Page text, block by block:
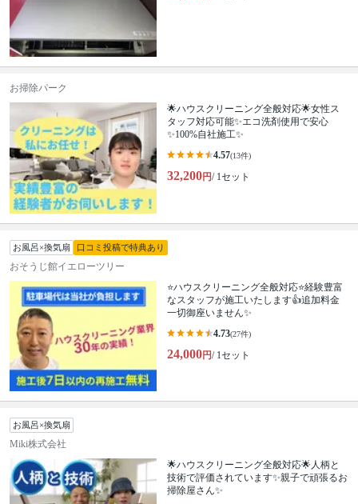
お掃除パーク
🌟ハウスクリーニング全般対応🌟女性ス
タッフ対応可能✨エコ洗剤使用で安心
✨100%自社施工✨
4.57(13件)
32,200円/ 1セット
お風呂×換気扇 口コミ投稿で特典あり
おそうじ館イエローツリー
⭐ハウスクリーニング全般対応⭐経験豊富
なスタッフが施工いたします👍追加料金
一切御座いません✨
4.73(27件)
24,000円/ 1セット
お風呂×換気扇
Miki株式会社
🌟ハウスクリーニング全般対応🌟人柄と
技術で評価されています✨親子で頑張るお
掃除屋さん✨